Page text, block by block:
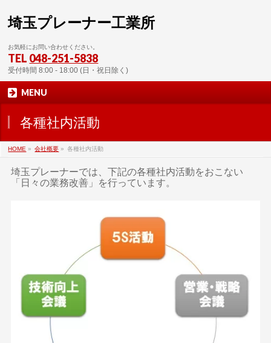
埼玉プレーナー工業所
お気軽にお問い合わせください。
TEL 048-251-5838
受付時間 8:00 - 18:00 (日・祝日除く)
MENU
各種社内活動
HOME » 会社概要 » 各種社内活動
埼玉プレーナーでは、下記の各種社内活動をおこない
「日々の業務改善」を行っています。